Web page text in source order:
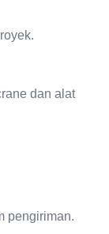
dan alat
pengiriman.